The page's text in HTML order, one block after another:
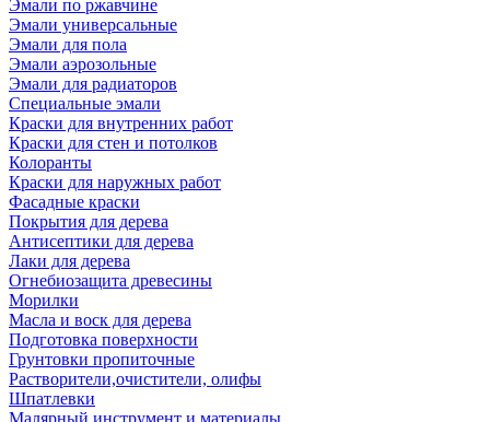
Эмали по ржавчине
Эмали универсальные
Эмали для пола
Эмали аэрозольные
Эмали для радиаторов
Специальные эмали
Краски для внутренних работ
Краски для стен и потолков
Колоранты
Краски для наружных работ
Фасадные краски
Покрытия для дерева
Антисептики для дерева
Лаки для дерева
Огнебиозащита древесины
Морилки
Масла и воск для дерева
Подготовка поверхности
Грунтовки пропиточные
Растворители,очистители, олифы
Шпатлевки
Малярный инструмент и материалы